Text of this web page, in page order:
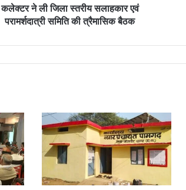
कलेक्टर ने ली जिला स्तरीय सलाहकार एवं
परामर्शदात्री समिति की त्रैमासिक बैठक